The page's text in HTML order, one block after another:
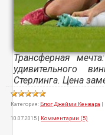
Трансферная
удивительного
Стерлинга. Цена
Категория: Блог Джейми Кенвара |
10.07.2015 | Комментарии (5)